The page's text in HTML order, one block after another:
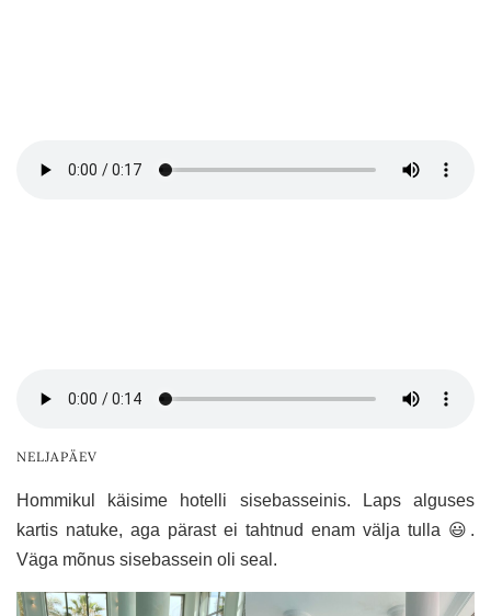
NELJAPÄEV
Hommikul käisime hotelli sisebasseinis. Laps alguses
kartis natuke, aga pärast ei tahtnud enam välja tulla 😃.
Väga mõnus sisebassein oli seal.